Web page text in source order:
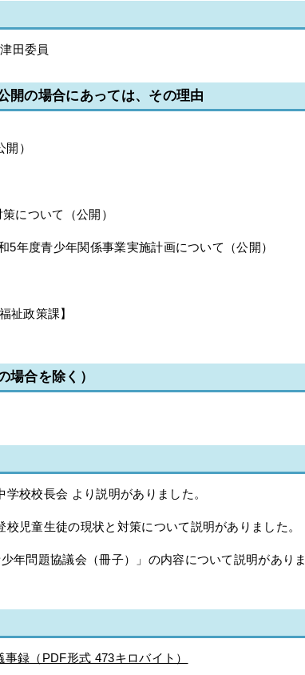
田委員
開の場合にあっては、その理由
）
について（公開）
年度青少年関係事業実施計画について（公開）
祉政策課】
場合を除く）
校校長会 より説明がありました。
児童生徒の現状と対策について説明がありました。
年問題協議会（冊子）」の内容について説明がありま
録（PDF形式 473キロバイト）